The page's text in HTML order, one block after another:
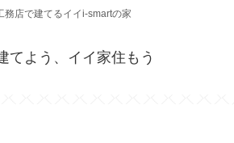
務店で建てるイイi-smartの家
てよう、イイ家住もう